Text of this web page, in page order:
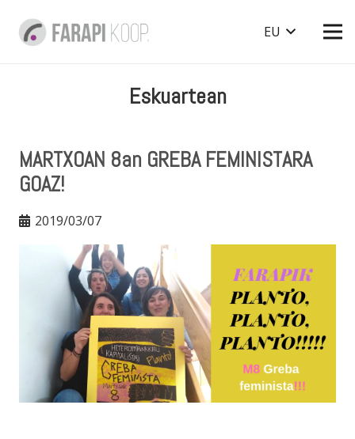
EU
Eskuartean
MARTXOAN 8an GREBA FEMINISTARA
GOAZ!
2019/03/07